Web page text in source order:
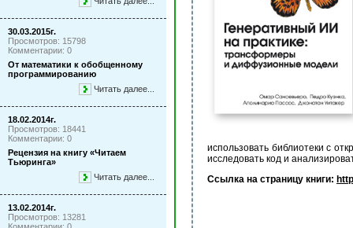
30.03.2015г.
Просмотров: 15798
Комментарии: 0
От математики к обобщенному
программированию
Читать далее...
18.02.2014г.
Просмотров: 18441
Комментарии: 0
Рецензия на книгу «Читаем
Тьюринга»
Читать далее...
13.02.2014г.
Просмотров: 13281
использовать библиотеки с
исследовать код и
Ссылка на страницу книги: